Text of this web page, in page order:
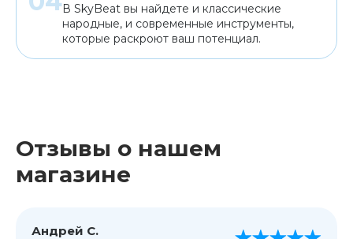
В SkyBeat вы найдете и классические
народные, и современные инструменты,
которые раскроют ваш потенциал.
Отзывы о нашем
магазине
Андрей С.